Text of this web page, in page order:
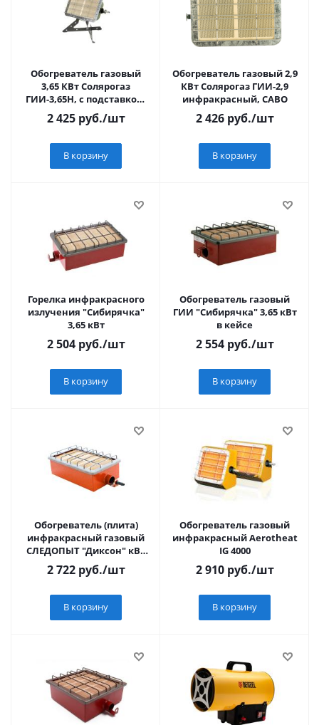
Обогреватель газовый
3,65 КВт Солярогаз
ГИИ-3,65Н, с подставкой,
САВО
2 425руб./шт
В корзину
Обогреватель газовый 2,9
КВт Солярогаз ГИИ-2,9
инфракрасный, САВО
2 426руб./шт
В корзину
Горелка инфракрасного
излучения "Сибирячка"
3,65 кВт
2 504руб./шт
В корзину
Обогреватель газовый
ГИИ "Сибирячка" 3,65 кВт
в кейсе
2 554руб./шт
В корзину
Обогреватель (плита)
инфракрасный газовый
СЛЕДОПЫТ "Диксон" кВт
3,65
2 722руб./шт
В корзину
Обогреватель газовый
инфракрасный Aerotheat
IG 4000
2 910руб./шт
В корзину